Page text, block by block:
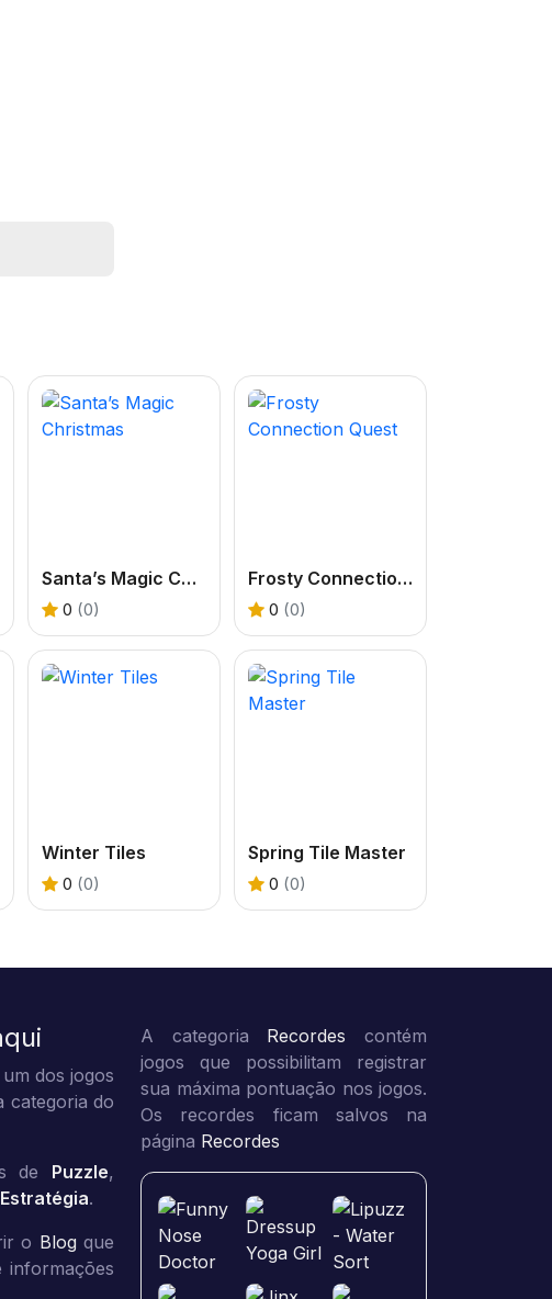
Santa’s Magic Christmas
0 (0)
Frosty Connection Quest
0 (0)
Winter Tiles
0 (0)
Spring Tile Master
0 (0)
dos jogos
categoria do
de Puzzle,
Estratégia.
o Blog que
informações
A categoria Recordes contém
jogos que possibilitam registrar
sua máxima pontuação nos jogos.
Os recordes ficam salvos na
página Recordes